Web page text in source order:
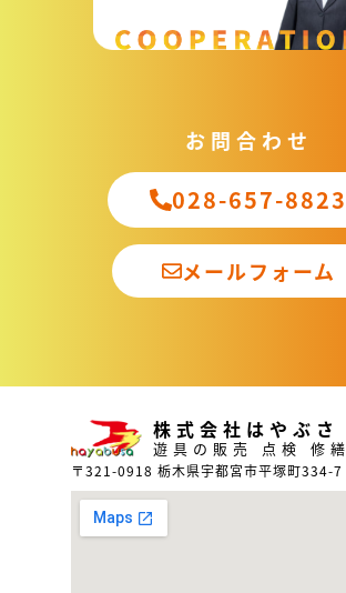
お問合わせ
028-657-8823
メールフォーム
株式会社はやぶさ
遊具の販売 点検 修繕
〒321-0918 栃木県宇都宮市平塚町334-7